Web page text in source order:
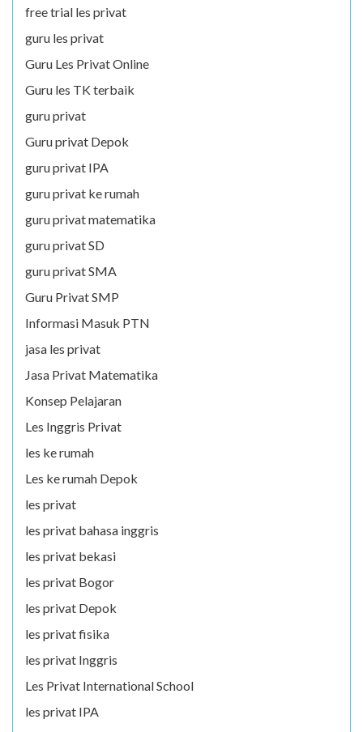
free trial les privat
guru les privat
Guru Les Privat Online
Guru les TK terbaik
guru privat
Guru privat Depok
guru privat IPA
guru privat ke rumah
guru privat matematika
guru privat SD
guru privat SMA
Guru Privat SMP
Informasi Masuk PTN
jasa les privat
Jasa Privat Matematika
Konsep Pelajaran
Les Inggris Privat
les ke rumah
Les ke rumah Depok
les privat
les privat bahasa inggris
les privat bekasi
les privat Bogor
les privat Depok
les privat fisika
les privat Inggris
Les Privat International School
les privat IPA